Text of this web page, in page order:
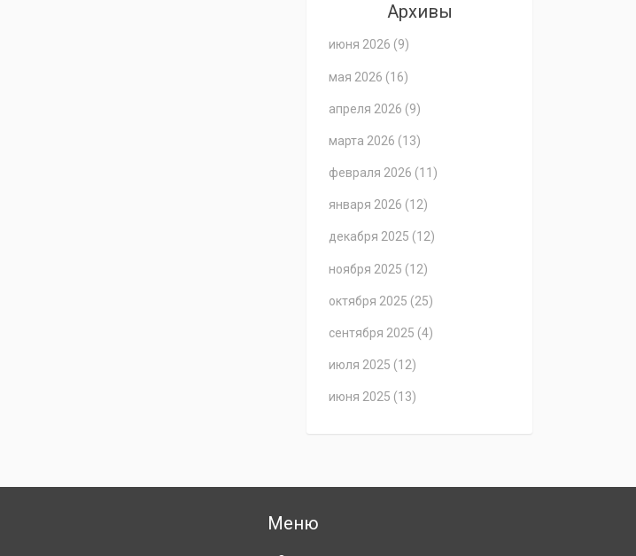
Архивы
июня 2026 (9)
мая 2026 (16)
апреля 2026 (9)
марта 2026 (13)
февраля 2026 (11)
января 2026 (12)
декабря 2025 (12)
ноября 2025 (12)
октября 2025 (25)
сентября 2025 (4)
июля 2025 (12)
июня 2025 (13)
Меню